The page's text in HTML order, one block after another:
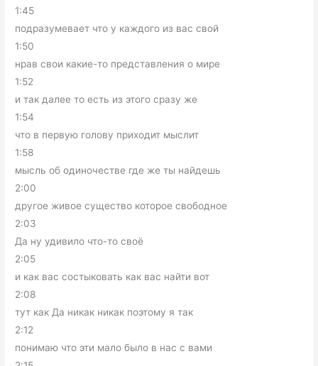
1:45
подразумевает что у каждого из вас свой
1:50
нрав свои какие-то представления о мире
1:52
и так далее то есть из этого сразу же
1:54
что в первую голову приходит мыслит
1:58
мысль об одиночестве где же ты найдешь
2:00
другое живое существо которое свободное
2:03
Да ну удивило что-то своё
2:05
и как вас состыковать как вас найти вот
2:08
тут как Да никак никак поэтому я так
2:12
понимаю что эти мало было в нас с вами